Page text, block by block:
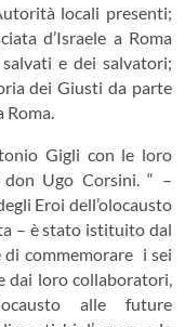
locali presenti;
d’Israele a Roma
e dei salvatori;
dei Giusti da parte
Roma.
Gigli con le loro
Ugo Corsini. “ –
Eroi dell’olocausto
– è stato istituito dal
commemorare i sei
dai loro collaboratori,
alle future